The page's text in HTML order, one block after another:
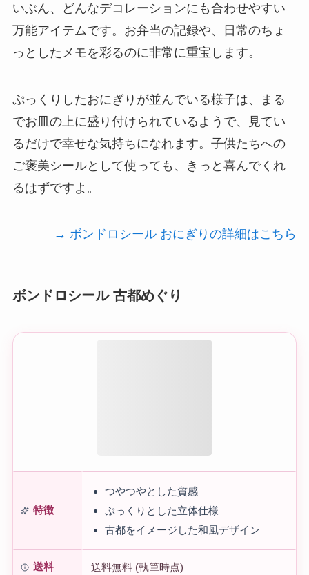
いぶん、どんなデコレーションにも合わせやすい
万能アイテムです。お弁当の記録や、日常のちょ
っとしたメモを彩るのに非常に重宝します。
ぷっくりしたおにぎりが並んでいる様子は、まる
でお皿の上に盛り付けられているようで、見てい
るだけで幸せな気持ちになれます。子供たちへの
ご褒美シールとして使っても、きっと喜んでくれ
るはずですよ。
→ ボンドロシール おにぎりの詳細はこちら
ボンドロシール 古都めぐり
特徴
つやつやとした質感
ぷっくりとした立体仕様
古都をイメージした和風デザイン
送料 送料無料 (執筆時点)